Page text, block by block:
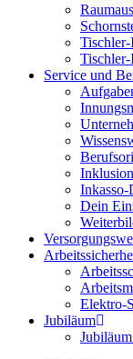
Service und
Inkasso-
Dein
Elektro-
Jubiläum